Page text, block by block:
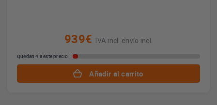
939€ IVA incl. envío incl.
Quedan 4 a este precio
Añadir al carrito